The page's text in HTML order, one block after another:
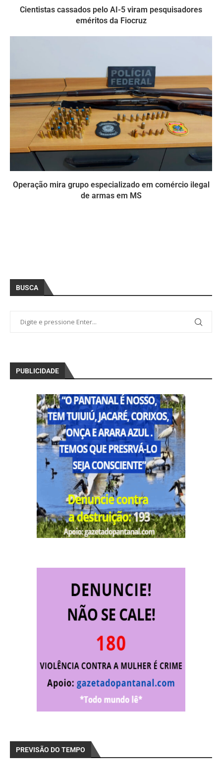
Cientistas cassados pelo AI-5 viram pesquisadores
eméritos da Fiocruz
Operação mira grupo especializado em comércio ilegal
de armas em MS
BUSCA
PUBLICIDADE
PREVISÃO DO TEMPO